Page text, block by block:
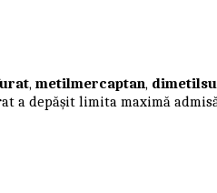
, metilmercaptan,
depășit limita maximă